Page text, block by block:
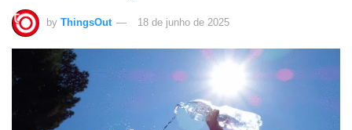
by ThingsOut 18 de junho de 2025